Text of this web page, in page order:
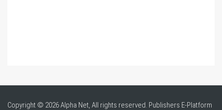
Copyright © 2026 Alpha Net, All rights reserved. Publishers E-Platform